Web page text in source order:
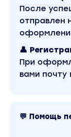
Глава 3 (8
Ads
Аккаунты,
часа)
Выгрузка
модерация
Работа с
Глава 5
Основы
После
отправлен
👤
При
вами почту
💬 Помощь